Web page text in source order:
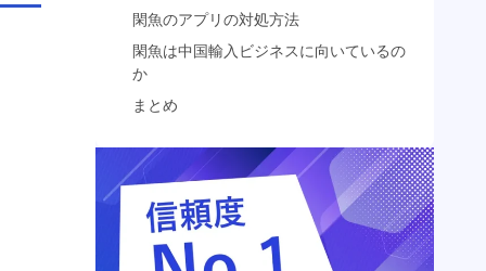
閑魚のアプリの対処方法
閑魚は中国輸入ビジネスに向いているの
か
まとめ